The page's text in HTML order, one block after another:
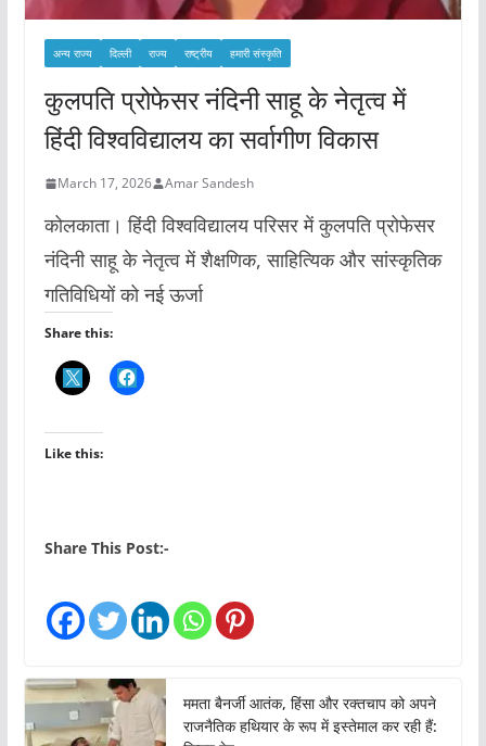
अन्य राज्य दिल्ली राज्य राष्ट्रीय हमारी संस्कृति
कुलपति प्रोफेसर नंदिनी साहू के नेतृत्व में
हिंदी विश्वविद्यालय का सर्वागीण विकास
March 17, 2026 Amar Sandesh
कोलकाता। हिंदी विश्वविद्यालय परिसर में कुलपति प्रोफेसर
नंदिनी साहू के नेतृत्व में शैक्षणिक, साहित्यिक और सांस्कृतिक
गतिविधियों को नई ऊर्जा
Share this:
Like this:
Share This Post:-
ममता बैनर्जी आतंक, हिंसा और रक्तचाप को अपने
राजनैतिक हथियार के रूप में इस्तेमाल कर रही हैं: